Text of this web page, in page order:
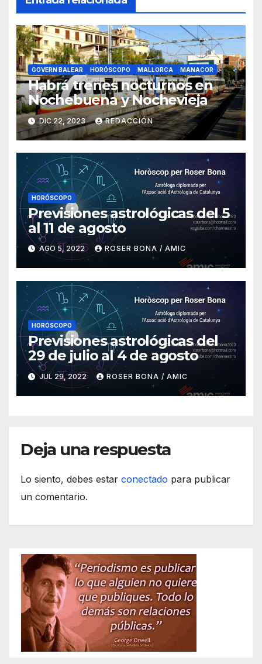
GOVERN BALEAR HORÓSCOPO MALLORCA MANACOR
Habrá trenes nocturnos en
Nochebuena y Nochevieja
DIC 22, 2023 REDACCIÓN
HORÓSCOPO
Previsiones astrológicas del 5
al 11 de agosto
AGO 5, 2022 ROSER BONA / AMIC
HORÓSCOPO
Previsiones astrológicas del
29 de julio al 4 de agosto
JUL 29, 2022 ROSER BONA / AMIC
Deja una respuesta
Lo siento, debes estar conectado para publicar
un comentario.